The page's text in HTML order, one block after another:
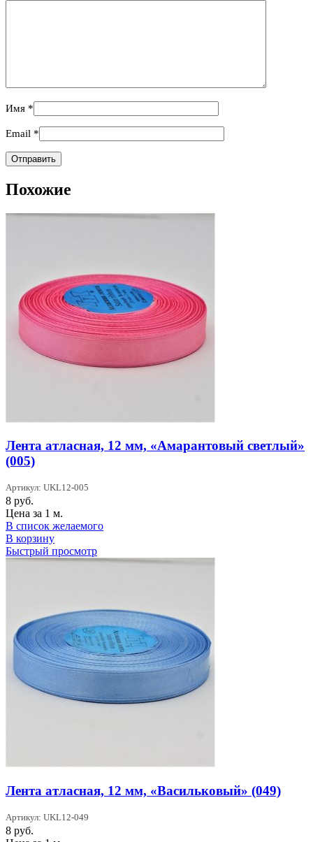
Имя *
Email *
Похожие
Лента атласная, 12 мм, «Амарантовый светлый»
(005)
Артикул: UKL12-005
8 руб.
Цена за 1 м.
В список желаемого
В корзину
Быстрый просмотр
Лента атласная, 12 мм, «Васильковый» (049)
Артикул: UKL12-049
8 руб.